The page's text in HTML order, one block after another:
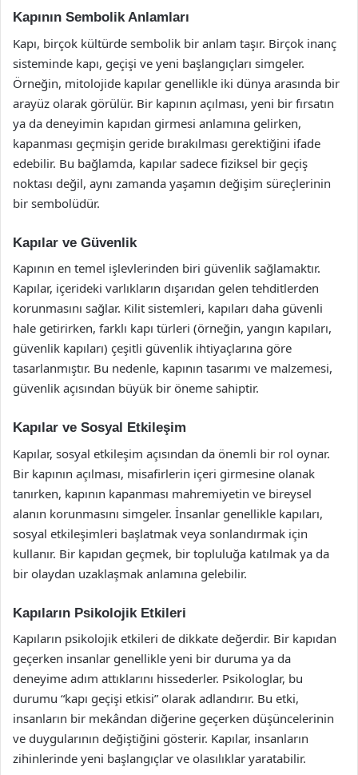
Kapının Sembolik Anlamları
Kapı, birçok kültürde sembolik bir anlam taşır. Birçok inanç
sisteminde kapı, geçişi ve yeni başlangıçları simgeler.
Örneğin, mitolojide kapılar genellikle iki dünya arasında bir
arayüz olarak görülür. Bir kapının açılması, yeni bir fırsatın
ya da deneyimin kapıdan girmesi anlamına gelirken,
kapanması geçmişin geride bırakılması gerektiğini ifade
edebilir. Bu bağlamda, kapılar sadece fiziksel bir geçiş
noktası değil, aynı zamanda yaşamın değişim süreçlerinin
bir sembolüdür.
Kapılar ve Güvenlik
Kapının en temel işlevlerinden biri güvenlik sağlamaktır.
Kapılar, içerideki varlıkların dışarıdan gelen tehditlerden
korunmasını sağlar. Kilit sistemleri, kapıları daha güvenli
hale getirirken, farklı kapı türleri (örneğin, yangın kapıları,
güvenlik kapıları) çeşitli güvenlik ihtiyaçlarına göre
tasarlanmıştır. Bu nedenle, kapının tasarımı ve malzemesi,
güvenlik açısından büyük bir öneme sahiptir.
Kapılar ve Sosyal Etkileşim
Kapılar, sosyal etkileşim açısından da önemli bir rol oynar.
Bir kapının açılması, misafirlerin içeri girmesine olanak
tanırken, kapının kapanması mahremiyetin ve bireysel
alanın korunmasını simgeler. İnsanlar genellikle kapıları,
sosyal etkileşimleri başlatmak veya sonlandırmak için
kullanır. Bir kapıdan geçmek, bir topluluğa katılmak ya da
bir olaydan uzaklaşmak anlamına gelebilir.
Kapıların Psikolojik Etkileri
Kapıların psikolojik etkileri de dikkate değerdir. Bir kapıdan
geçerken insanlar genellikle yeni bir duruma ya da
deneyime adım attıklarını hissederler. Psikologlar, bu
durumu “kapı geçişi etkisi” olarak adlandırır. Bu etki,
insanların bir mekândan diğerine geçerken düşüncelerinin
ve duygularının değiştiğini gösterir. Kapılar, insanların
zihinlerinde yeni başlangıçlar ve olasılıklar yaratabilir.